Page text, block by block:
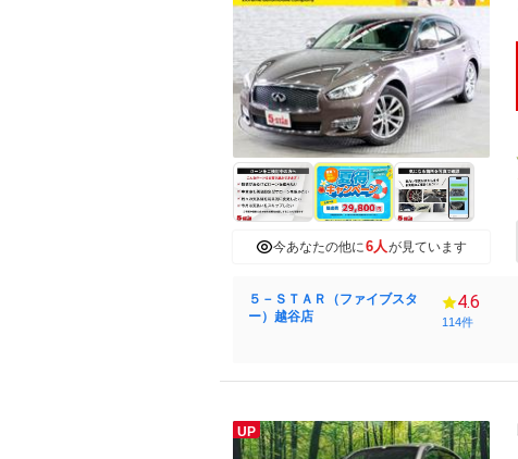
今あなたの他に6人が見ています
５－ＳＴＡＲ（ファイブスタ
ー）越谷店
4.6
114件
UP